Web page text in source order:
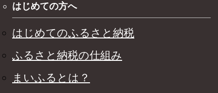
はじめての方へ
はじめてのふるさと納税
ふるさと納税の仕組み
まいふるとは？